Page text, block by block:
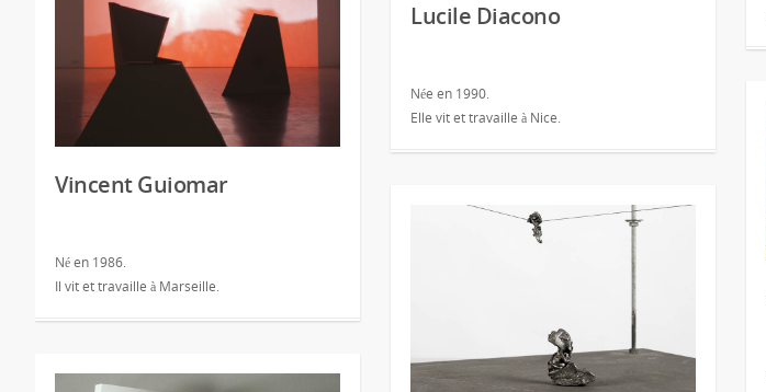
Lucile Diacono
Née en 1990.
Elle vit et travaille à Nice.
Vincent Guiomar
Né en 1986.
Il vit et travaille à Marseille.